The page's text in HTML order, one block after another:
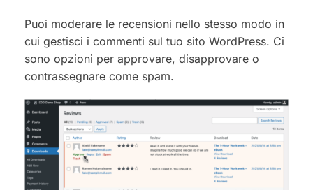
Puoi moderare le recensioni nello stesso modo in
cui gestisci i commenti sul tuo sito WordPress. Ci
sono opzioni per approvare, disapprovare o
contrassegnare come spam.